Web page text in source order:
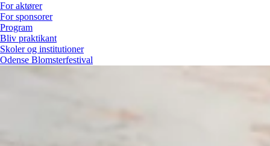
For aktører
For sponsorer
Program
Bliv praktikant
Skoler og institutioner
Odense Blomsterfestival